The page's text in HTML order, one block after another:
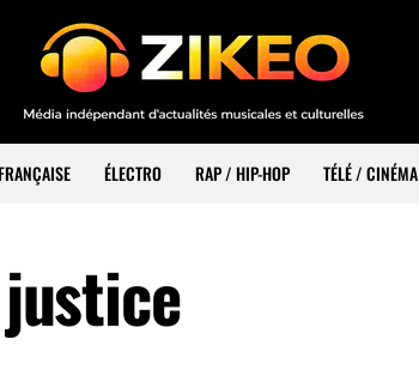
ÉLECTRO RAP / HIP-HOP TÉLÉ / CINÉMA